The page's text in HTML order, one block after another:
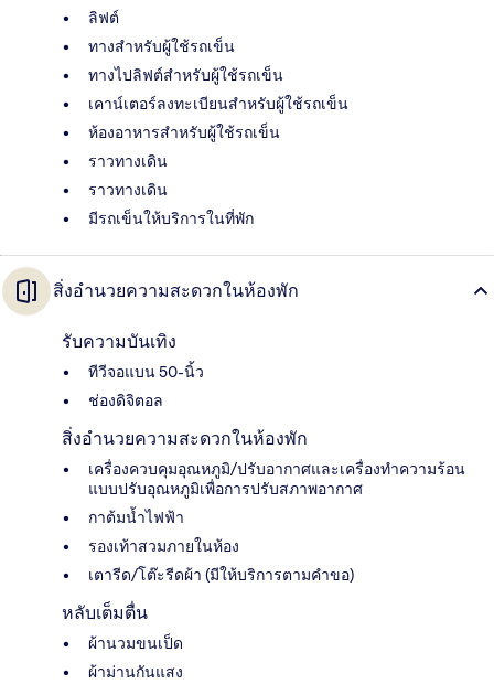
ลิฟต์
ทางสำหรับผู้ใช้รถเข็น
ทางไปลิฟต์สำหรับผู้ใช้รถเข็น
เคาน์เตอร์ลงทะเบียนสำหรับผู้ใช้รถเข็น
ห้องอาหารสำหรับผู้ใช้รถเข็น
ราวทางเดิน
ราวทางเดิน
มีรถเข็นให้บริการในที่พัก
สิ่งอำนวยความสะดวกในห้องพัก
รับความบันเทิง
ทีวีจอแบน 50-นิ้ว
ช่องดิจิตอล
สิ่งอำนวยความสะดวกในห้องพัก
เครื่องควบคุมอุณหภูมิ/ปรับอากาศและเครื่องทำความร้อน
แบบปรับอุณหภูมิเพื่อการปรับสภาพอากาศ
กาต้มน้ำไฟฟ้า
รองเท้าสวมภายในห้อง
เตารีด/โต๊ะรีดผ้า (มีให้บริการตามคำขอ)
หลับเต็มตื่น
ผ้านวมขนเป็ด
ผ้าม่านกันแสง